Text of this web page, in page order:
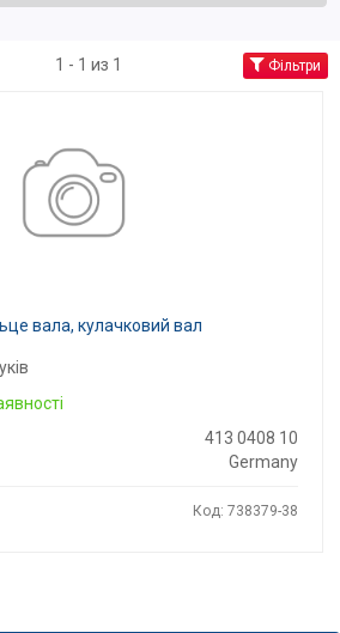
1 - 1 из 1 Фільтри
вала, кулачковий вал
413 0408 10
Germany
Код: 738379-38